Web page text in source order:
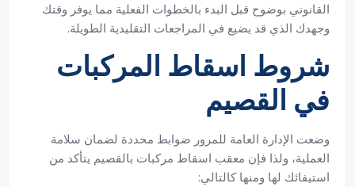
القانوني بوضوح قبل البدء بالخطوات الفعلية مما يوفر وقتك
وجهدك الذي قد يضيع في المراجعات التقليدية الطويلة.
شروط اسقاط المركبات
في القصيم
وضعت الإدارة العامة للمرور ضوابط محددة لضمان سلامة
العملية، ولذا فإن معقب اسقاط مركبات بالقصيم يتأكد من
استيفائك لها ومنها كالتالي: